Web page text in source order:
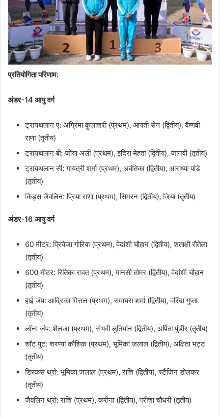
प्रतियोगिता परिणाम:
अंडर-14 आयु वर्ग
ट्रायथलान ए: अग्रिमा कुलाशरी (प्रथम), आयती सेन (द्वितीय), वैष्णवी
राणा (तृतीय)
ट्रायथलान बी: जोया अली (प्रथम), इंदिरा मेहता (द्वितीय), जानवी (तृतीय)
ट्रायथलान सी: गायत्री शर्मा (प्रथम), अवंतिका (द्वितीय), आराध्या पांडे
(तृतीय)
किड्स जैवलिन: प्रिया राणा (प्रथम), सिमरन (द्वितीय), जिया (तृतीय)
अंडर-16 आयु वर्ग
60 मीटर: प्रियेजा गोरिया (प्रथम), वेदांशी चौहान (द्वितीय), शताक्षी रौतेला
(तृतीय)
600 मीटर: रितिका रावत (प्रथम), मानसी तोमर (द्वितीय), वेदांशी चौहान
(तृतीय)
हाई जंप: आद्रिका मित्तल (प्रथम), समायरा शर्मा (द्वितीय), वरिंदा गुप्ता
(तृतीय)
लॉन्ग जंप: शैलजा (प्रथम), संभवी लुतियांन (द्वितीय), अर्पिता पुंडीर (तृतीय)
शॉट पुट: शरण्या कौशिक (प्रथम), भूमिका जलाल (द्वितीय), अक्षिता भट्ट
(तृतीय)
डिस्कस थ्रो: भूमिका जलाल (प्रथम), राशि (द्वितीय), स्टैंजिन डोलकर
(तृतीय)
जैवलिन थ्रो: राशि (प्रथम), करीना (द्वितीय), परीशा चौधरी (तृतीय)